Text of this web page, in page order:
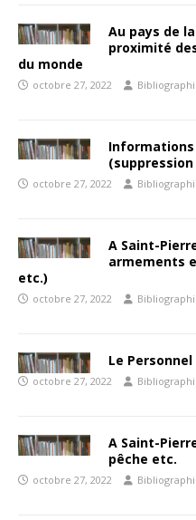
Au pays de
proximité
du monde
octobre 27, 2022
octobre 27, 2022
A Saint-
armements
etc.)
octobre 27, 2022
Le
octobre 27, 2022
A Saint-
pêche etc.
octobre 27, 2022